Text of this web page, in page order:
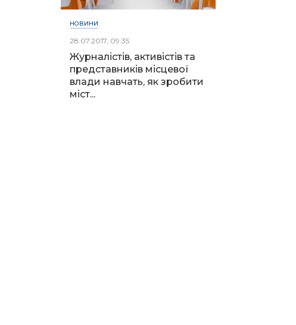
НОВИНИ
28.07.2017, 09:35
Журналістів, активістів та
представників місцевої
влади навчать, як зробити
міст...